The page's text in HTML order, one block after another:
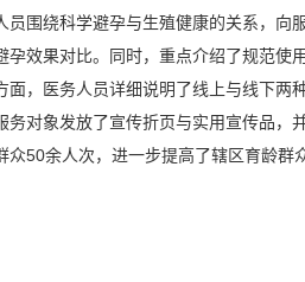
员围绕科学避孕与生殖健康的关系，向
孕效果对比。同时，重点介绍了规范
面，医务人员详细说明了线上与线下两
务对象发放了宣传折页与实用宣传品
众50余人次，进一步提高了辖区育龄